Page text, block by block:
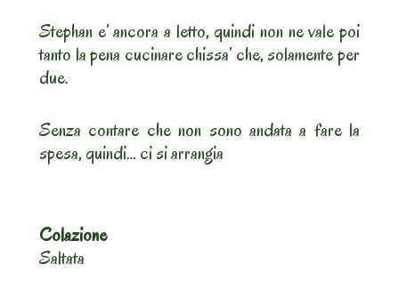
Stephan e’ ancora a letto, quindi non ne vale poi
tanto la pena cucinare chissa’ che, solamente per
due.
Senza contare che non sono andata a fare la
spesa, quindi… ci si arrangia
Colazione
Saltata